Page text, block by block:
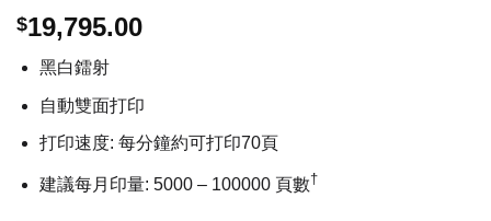
$19,795.00
黑白鐳射
自動雙面打印
打印速度: 每分鐘約可打印70頁
建議每月印量: 5000 – 100000 頁數†